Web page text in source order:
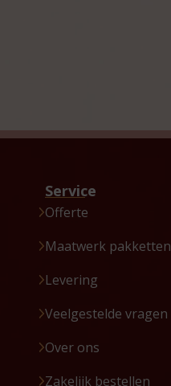
Service
Offerte
Maatwerk pakketten
Levering
Veelgestelde vragen
Over ons
Zakelijk bestellen